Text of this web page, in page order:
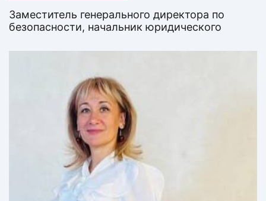
Заместитель генерального директора по
безопасности, начальник юридического
эксперт ОБРНАДЗОРА ХМАО-Югры, участие в